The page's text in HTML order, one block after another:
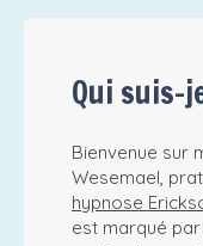
Qui suis-
Bienvenue sur
Wesemael,
hypnose
est marqué